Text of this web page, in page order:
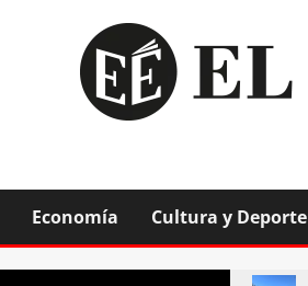
Economía Cultura y Deporte